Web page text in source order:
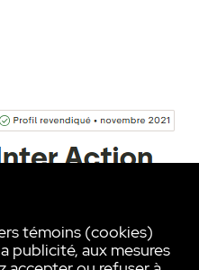
central avec unité de
en acier inoxydable
témoins (cookies)
publicité, aux mesures